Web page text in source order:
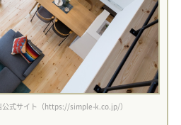
公式サイト（https://simple-k.co.jp/）